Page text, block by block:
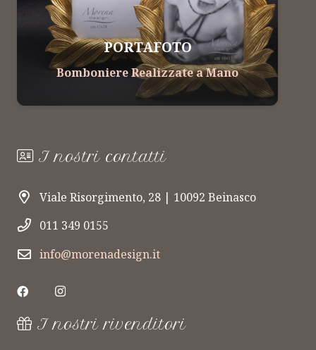
LINEA FIORERARO
Bomboniere Realizzate a Mano
I nostri contatti
Viale Risorgimento, 28 | 10092 Beinasco
011 349 0155
info@morenadesign.it
I nostri rivenditori